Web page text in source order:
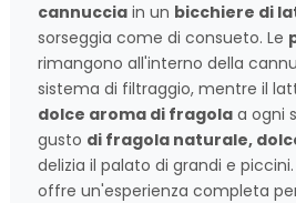
cannuccia in un bicchiere di
sorseggia come di consueto. Le
rimangono all'interno della
sistema di filtraggio, mentre il
dolce aroma di fragola a ogni
gusto di fragola naturale,
delizia il palato di grandi e
offre un'esperienza completa